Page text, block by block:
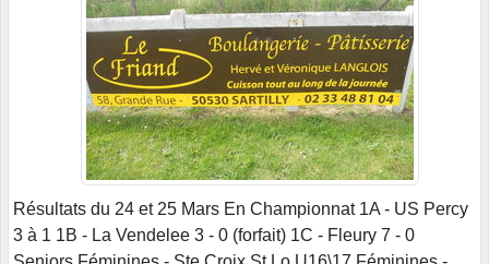
Résultats du 24 et 25 Mars En Championnat 1A - US Percy
3 à 1 1B - La Vendelee 3 - 0 (forfait) 1C - Fleury 7 - 0